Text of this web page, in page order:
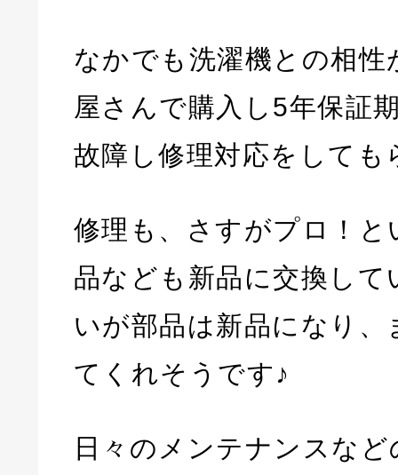
なかでも洗濯機との相性
屋さんで購入し5年保証
故障し修理対応をしても
修理も、さすがプロ！と
品なども新品に交換して
いが部品は新品になり、
てくれそうです♪
日々のメンテナンスな